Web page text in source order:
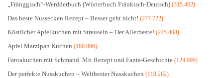
„Fränggisch“-Werdderbuch (Wörterbuch Fränkisch-Deutsch) (315.462)
Das beste Nussecken Rezept – Besser geht nicht! (277.722)
Köstlicher Apfelkuchen mit Streuseln – Der Allerbeste! (245.408)
Apfel Marzipan Kuchen (180.896)
Fantakuchen mit Schmand. Mit Rezept und Fanta-Geschichte (124.999)
Der perfekte Nusskuchen – Weltbester Nusskuchen (119.262)